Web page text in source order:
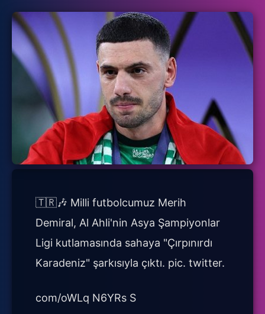
🇹🇷🎶 Milli futbolcumuz Merih
Demiral, Al Ahli'nin Asya Şampiyonlar
Ligi kutlamasında sahaya "Çırpınırdı
Karadeniz" şarkısıyla çıktı. pic. twitter.
com/oWLq N6YRs S